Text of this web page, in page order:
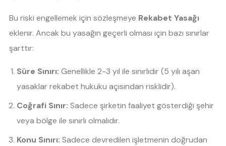
Bu riski engellemek için sözleşmeye Rekabet Yasağı
eklenir. Ancak bu yasağın geçerli olması için bazı sınırlar
şarttır:
Süre Sınırı: Genellikle 2-3 yıl ile sınırlıdır (5 yılı aşan
yasaklar rekabet hukuku açısından risklidir).
Coğrafi Sınır: Sadece şirketin faaliyet gösterdiği şehir
veya bölge ile sınırlı olmalıdır.
Konu Sınırı: Sadece devredilen işletmenin doğrudan